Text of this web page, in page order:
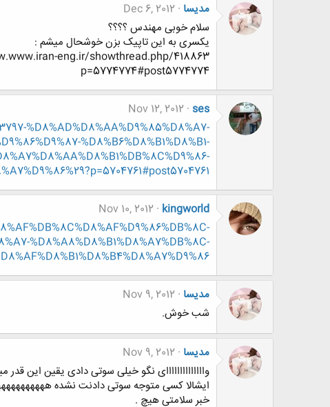
مدیسا Dec 6, 2012
سلام خوبی مهندس ؟؟؟؟
یکسری به این تاپیک بزن خوشحال میشم :
p=5774774#post5774774
ses
Nov 12, 2012
%D8%AD%D8%AA%D9%85%D8%A7-
%D8%B6%D8%B1%D8%B1-
kingworld
Nov 10, 2012
%D8%A8%D8%B1%D8%A7%DB%8C-
مدیسا Nov 9, 2012
شب خوش.
مدیسا Nov 9, 2012
واااااااااااااای نگو خیلی سوتی دادی یقین این
ایشالا کسی متوجه سوتی دادنت نشده
خبر سلامتی هیچ .